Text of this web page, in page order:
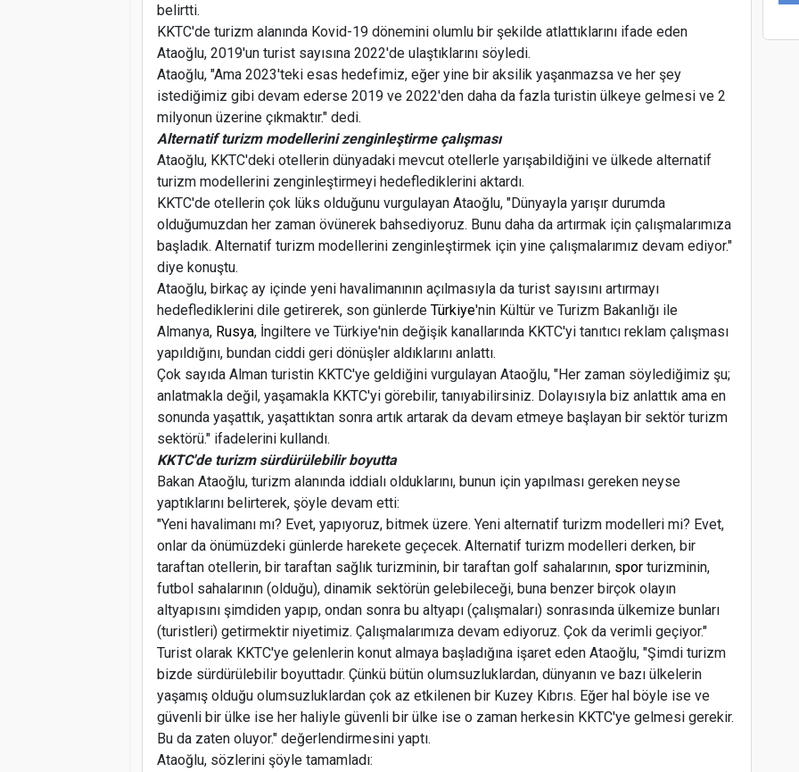
belirtti.
KKTC'de turizm alanında Kovid-19 dönemini olumlu bir şekilde atlattıklarını ifade eden
Ataoğlu, 2019'un turist sayısına 2022'de ulaştıklarını söyledi.
Ataoğlu, "Ama 2023'teki esas hedefimiz, eğer yine bir aksilik yaşanmazsa ve her şey
istediğimiz gibi devam ederse 2019 ve 2022'den daha da fazla turistin ülkeye gelmesi ve 2
milyonun üzerine çıkmaktır." dedi.
Alternatif turizm modellerini zenginleştirme çalışması
Ataoğlu, KKTC'deki otellerin dünyadaki mevcut otellerle yarışabildiğini ve ülkede alternatif
turizm modellerini zenginleştirmeyi hedeflediklerini aktardı.
KKTC'de otellerin çok lüks olduğunu vurgulayan Ataoğlu, "Dünyayla yarışır durumda
olduğumuzdan her zaman övünerek bahsediyoruz. Bunu daha da artırmak için çalışmalarımıza
başladık. Alternatif turizm modellerini zenginleştirmek için yine çalışmalarımız devam ediyor."
diye konuştu.
Ataoğlu, birkaç ay içinde yeni havalimanının açılmasıyla da turist sayısını artırmayı
hedeflediklerini dile getirerek, son günlerde Türkiye'nin Kültür ve Turizm Bakanlığı ile
Almanya, Rusya, İngiltere ve Türkiye'nin değişik kanallarında KKTC'yi tanıtıcı reklam çalışması
yapıldığını, bundan ciddi geri dönüşler aldıklarını anlattı.
Çok sayıda Alman turistin KKTC'ye geldiğini vurgulayan Ataoğlu, "Her zaman söylediğimiz şu;
anlatmakla değil, yaşamakla KKTC'yi görebilir, tanıyabilirsiniz. Dolayısıyla biz anlattık ama en
sonunda yaşattık, yaşattıktan sonra artık artarak da devam etmeye başlayan bir sektör turizm
sektörü." ifadelerini kullandı.
KKTC'de turizm sürdürülebilir boyutta
Bakan Ataoğlu, turizm alanında iddialı olduklarını, bunun için yapılması gereken neyse
yaptıklarını belirterek, şöyle devam etti:
"Yeni havalimanı mı? Evet, yapıyoruz, bitmek üzere. Yeni alternatif turizm modelleri mi? Evet,
onlar da önümüzdeki günlerde harekete geçecek. Alternatif turizm modelleri derken, bir
taraftan otellerin, bir taraftan sağlık turizminin, bir taraftan golf sahalarının, spor turizminin,
futbol sahalarının (olduğu), dinamik sektörün gelebileceği, buna benzer birçok olayın
altyapısını şimdiden yapıp, ondan sonra bu altyapı (çalışmaları) sonrasında ülkemize bunları
(turistleri) getirmektir niyetimiz. Çalışmalarımıza devam ediyoruz. Çok da verimli geçiyor."
Turist olarak KKTC'ye gelenlerin konut almaya başladığına işaret eden Ataoğlu, "Şimdi turizm
bizde sürdürülebilir boyuttadır. Çünkü bütün olumsuzluklardan, dünyanın ve bazı ülkelerin
yaşamış olduğu olumsuzluklardan çok az etkilenen bir Kuzey Kıbrıs. Eğer hal böyle ise ve
güvenli bir ülke ise her haliyle güvenli bir ülke ise o zaman herkesin KKTC'ye gelmesi gerekir.
Bu da zaten oluyor." değerlendirmesini yaptı.
Ataoğlu, sözlerini şöyle tamamladı: